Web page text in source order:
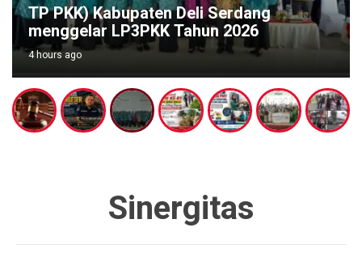
TP PKK) Kabupaten Deli Serdang
menggelar LP3PKK Tahun 2026
4 hours ago
Sinergitas